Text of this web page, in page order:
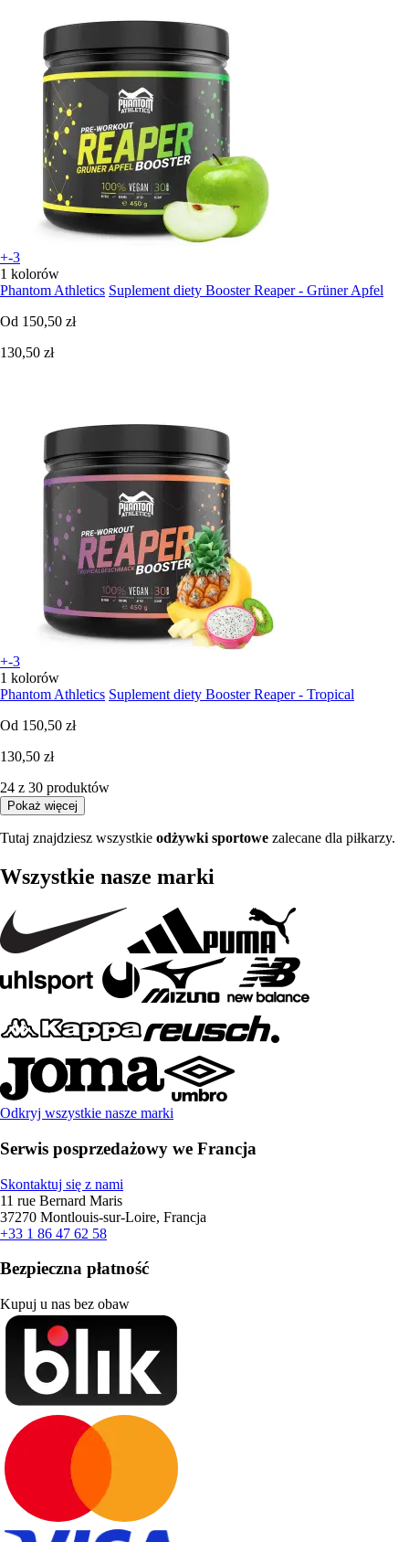
+-3
1 kolorów
Phantom Athletics Suplement diety Booster Reaper - Grüner Apfel
Od 150,50 zł
130,50 zł
+-3
1 kolorów
Phantom Athletics Suplement diety Booster Reaper - Tropical
Od 150,50 zł
130,50 zł
24 z 30 produktów
Pokaż więcej
Tutaj znajdziesz wszystkie odżywki sportowe zalecane dla piłkarzy.
Wszystkie nasze marki
Odkryj wszystkie nasze marki
Serwis posprzedażowy we Francja
Skontaktuj się z nami
11 rue Bernard Maris
37270 Montlouis-sur-Loire, Francja
+33 1 86 47 62 58
Bezpieczna płatność
Kupuj u nas bez obaw